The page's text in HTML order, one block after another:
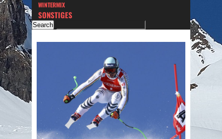
WINTERMIX
SONSTIGES